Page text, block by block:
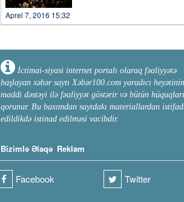
Aprel 7, 2016 15:32
İctimai-siyasi internet portalı olaraq fəaliyyətə
başlayan xəbər saytı Xəbər100.com yaradıcı heyətinin
maddi dəstəyi ilə fəaliyyət göstərir və bütün hüquqları
qorunur. Bu baxımdan saytdakı materiallardan
edildikdə istinad edilməsi vacibdir.
Bizimlə Əlaqə Reklam
Facebook Twitter